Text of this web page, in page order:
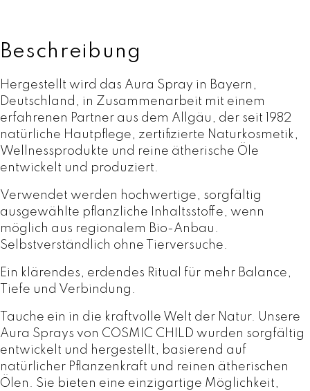
v
n
C
O
S
M
I
C
H
I
L
D
M
n
g
e
Beschreibung
Hergestellt wird das Aura Spray in Bayern,
Deutschland, in Zusammenarbeit mit einem
erfahrenen Partner aus dem Allgäu, der seit 1982
natürliche Hautpflege, zertifizierte Naturkosmetik,
Wellnessprodukte und reine ätherische Öle
entwickelt und produziert.
Verwendet werden hochwertige, sorgfältig
ausgewählte pflanzliche Inhaltsstoffe, wenn
möglich aus regionalem Bio-Anbau.
Selbstverständlich ohne Tierversuche.
Ein klärendes, erdendes Ritual für mehr Balance,
Tiefe und Verbindung.
Tauche ein in die kraftvolle Welt der Natur. Unsere
Aura Sprays von COSMIC CHILD wurden sorgfältig
entwickelt und hergestellt, basierend auf
natürlicher Pflanzenkraft und reinen ätherischen
Ölen. Sie bieten eine einzigartige Möglichkeit,